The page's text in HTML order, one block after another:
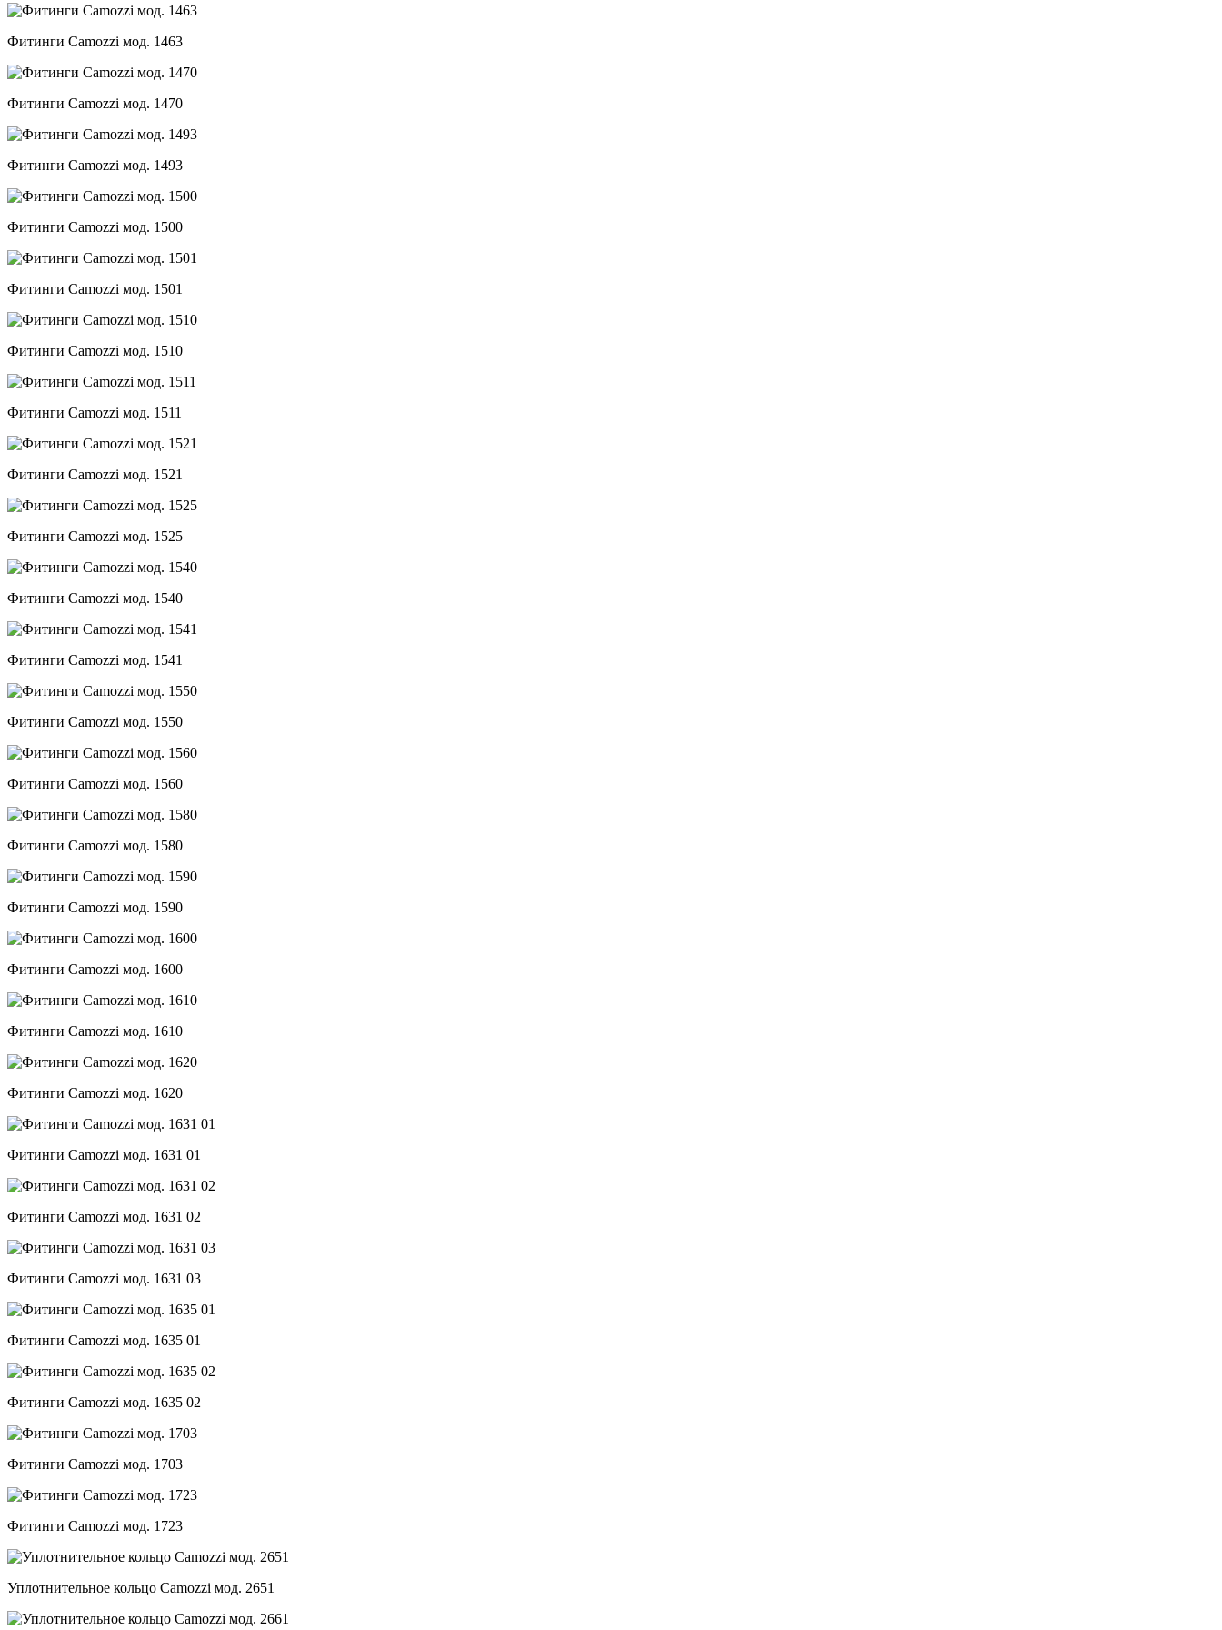
Фитинги Camozzi мод. 1463
Фитинги Camozzi мод. 1470
Фитинги Camozzi мод. 1493
Фитинги Camozzi мод. 1500
Фитинги Camozzi мод. 1501
Фитинги Camozzi мод. 1510
Фитинги Camozzi мод. 1511
Фитинги Camozzi мод. 1521
Фитинги Camozzi мод. 1525
Фитинги Camozzi мод. 1540
Фитинги Camozzi мод. 1541
Фитинги Camozzi мод. 1550
Фитинги Camozzi мод. 1560
Фитинги Camozzi мод. 1580
Фитинги Camozzi мод. 1590
Фитинги Camozzi мод. 1600
Фитинги Camozzi мод. 1610
Фитинги Camozzi мод. 1620
Фитинги Camozzi мод. 1631 01
Фитинги Camozzi мод. 1631 02
Фитинги Camozzi мод. 1631 03
Фитинги Camozzi мод. 1635 01
Фитинги Camozzi мод. 1635 02
Фитинги Camozzi мод. 1703
Фитинги Camozzi мод. 1723
Уплотнительное кольцо Camozzi мод. 2651